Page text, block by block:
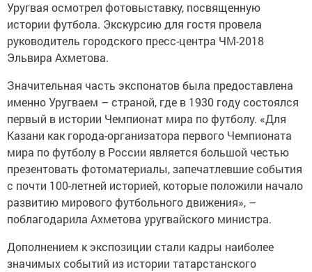
Уругвая осмотрел фотовыставку, посвященную
истории футбола. Экскурсию для гостя провела
руководитель городского пресс-центра ЧМ-2018
Эльвира Ахметова.
Значительная часть экспонатов была предоставлена
именно Уругваем – страной, где в 1930 году состоялся
первый в истории Чемпионат мира по футболу. «Для
Казани как города-организатора первого Чемпионата
мира по футболу в России является большой честью
презентовать фотоматериалы, запечатлевшие события
с почти 100-летней историей, которые положили начало
развитию мирового футбольного движения», –
поблагодарила Ахметова уругвайского министра.
Дополнением к экспозиции стали кадры наиболее
значимых событий из истории татарстанского